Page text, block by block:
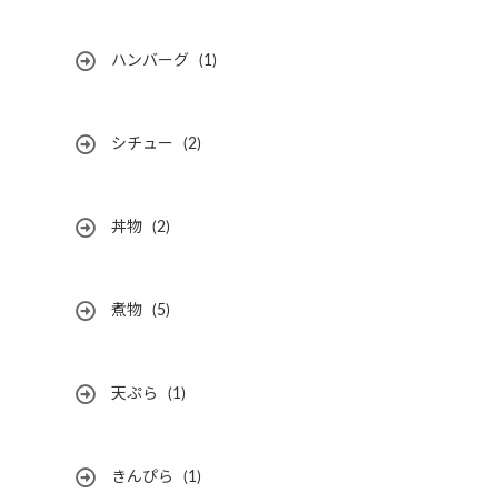
ハンバーグ (1)
シチュー (2)
丼物 (2)
煮物 (5)
天ぷら (1)
きんぴら (1)